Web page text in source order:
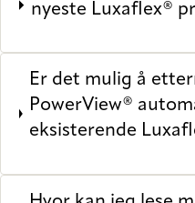
nyeste Luxaflex®
Er det mulig å
PowerView®
eksisterende